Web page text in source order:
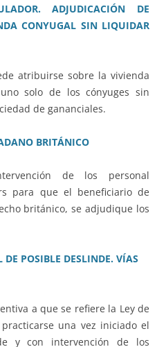
ADJUDICACIÓN DE
CONYUGAL SIN LIQUIDAR
atribuirse sobre la vivienda
solo de los cónyuges sin
de gananciales.
BRITÁNICO
de los personal
para que el beneficiario de
británico, se adjudique los
POSIBLE DESLINDE. VÍAS
a que se refiere la Ley de
una vez iniciado el
y con intervención de los